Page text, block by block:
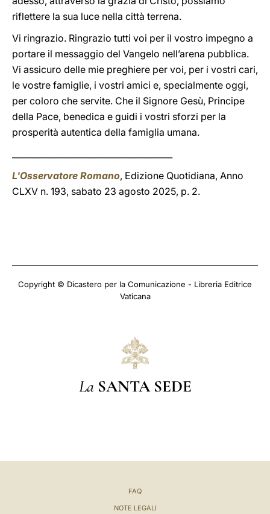
riflettere la sua luce nella città terrena.
Vi ringrazio. Ringrazio tutti voi per il vostro impegno a
portare il messaggio del Vangelo nell’arena pubblica.
Vi assicuro delle mie preghiere per voi, per i vostri cari,
le vostre famiglie, i vostri amici e, specialmente oggi,
per coloro che servite. Che il Signore Gesù, Principe
della Pace, benedica e guidi i vostri sforzi per la
prosperità autentica della famiglia umana.
L'Osservatore Romano, Edizione Quotidiana, Anno
CLXV n. 193, sabato 23 agosto 2025, p. 2.
Copyright © Dicastero per la Comunicazione - Libreria Editrice
Vaticana
La SANTA SEDE
FAQ
NOTE LEGALI